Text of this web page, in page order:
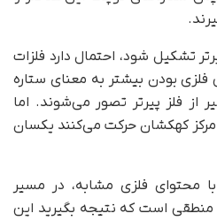
تشکیل شود، احتمال دارد فلزات
فلزی بودن بیشتر به معنای ستاره
از فلز پیرتر تصور می‌شوند. اما
کهکشان حرکت می‌کنند یکسان
محتوای فلزی مشابه، در مسیر
منطقی است که نتیجه بگیرید این